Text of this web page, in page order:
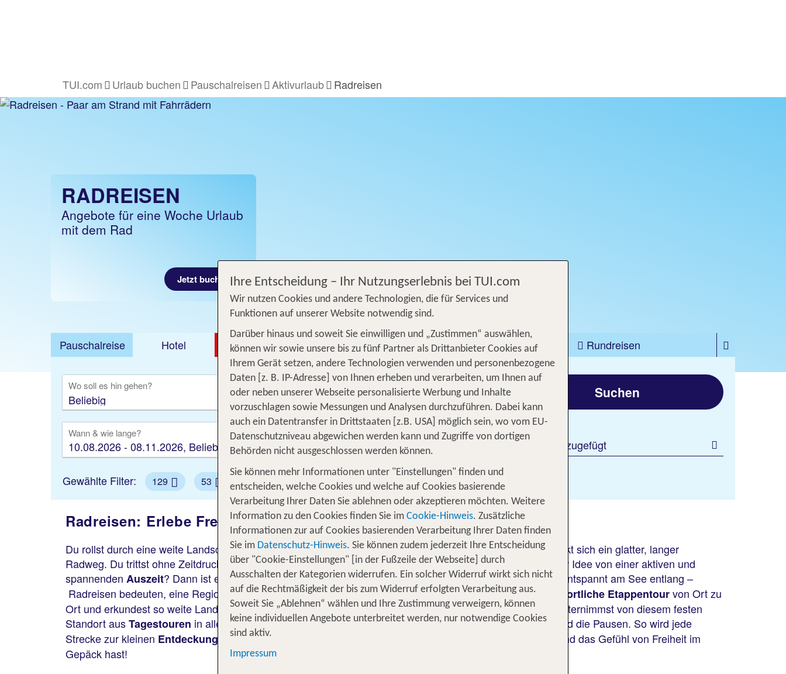
TUI.com Urlaub buchen Pauschalreisen Aktivurlaub Radreisen
RADREISEN
Angebote für eine Woche Urlaub
mit dem Rad
Jetzt buchen!
Pauschalreise Hotel DEALS Flug Ferienhaus Mietwagen Kreuzfahrten
Rundreisen
Ausflüge
Camper Privattransfer Zusatzleistungen
Wo soll es hin gehen?
Flug hinzufügen
Wann & wie lange?
10.08.2026 - 08.11.2026, Beliebig
Wer reist mit?
2 Erwachsene
Suchen
2 Filter hinzugefügt
Gewählte Filter: 129 53
Radreisen: Erlebe Freiheit pur auf zwei Rädern
Du rollst durch eine weite Landschaft, die Luft ist frisch, die Sonne wärmt deinen Rücken und vor dir erstreckt sich ein glatter, langer
Radweg. Du trittst ohne Zeitdruck in die Pedale und spürst den Fahrtwind im Gesicht. Klingt das nach deiner Idee von einer aktiven und
spannenden Auszeit? Dann ist ein Urlaub mit dem Rad genau das Richtige für dich. Ob hoch hinaus oder entspannt am See entlang –
Radreisen bedeuten, eine Region aktiv und intensiv kennenzulernen. Du begibst dich entweder auf eine
sportliche Etappentourvon Ort zu
Ort und erkundest so weite Landstriche. Oder du schaffst dir eine Basis in einem komfortablen Hotel und unternimmst von diesem festen
Standort ausTagestouren in alle Himmelsrichtungen. Du bestimmst individuell das Tempo, die Richtung und die Pausen. So wird jede
Strecke zur kleinen Entdeckungstour, bei der du die Natur direkt um dich siehst, deinen Körper bewegst und das Gefühl von Freiheit im
Gepäck hast!
Ihre Entscheidung – Ihr Nutzungserlebnis bei TUI.com
Wir nutzen Cookies und andere Technologien, die für Services und
Funktionen auf unserer Website notwendig sind.
Darüber hinaus und soweit Sie einwilligen und „Zustimmen“ auswählen,
können wir sowie unsere bis zu fünf Partner als Drittanbieter Cookies auf
Ihrem Gerät setzen, andere Technologien verwenden und personenbezogene
Daten [z. B. IP-Adresse] von Ihnen erheben und verarbeiten, um Ihnen auf
oder neben unserer Webseite personalisierte Werbung und Inhalte
vorzuschlagen sowie Messungen und Analysen durchzuführen. Dabei kann
auch ein Datentransfer in Drittstaaten [z.B. USA] möglich sein, wo vom EU-
Datenschutzniveau abgewichen werden kann und Zugriffe von dortigen
Behörden nicht ausgeschlossen werden können.
Sie können mehr Informationen unter "Einstellungen" finden und
entscheiden, welche Cookies und welche auf Cookies basierende
Verarbeitung Ihrer Daten Sie ablehnen oder akzeptieren möchten. Weitere
Information zu den Cookies finden Sie im Cookie-Hinweis. Zusätzliche
Informationen zur auf Cookies basierenden Verarbeitung Ihrer Daten finden
Sie im Datenschutz-Hinweis. Sie können zudem jederzeit Ihre Entscheidung
über "Cookie-Einstellungen" [in der Fußzeile der Webseite] durch
Ausschalten der Kategorien widerrufen. Ein solcher Widerruf wirkt sich nicht
auf die Rechtmäßigkeit der bis zum Widerruf erfolgten Verarbeitung aus.
Soweit Sie „Ablehnen“ wählen und Ihre Zustimmung verweigern, können
keine individuellen Angebote unterbreitet werden, nur notwendige Cookies
sind aktiv.
Impressum